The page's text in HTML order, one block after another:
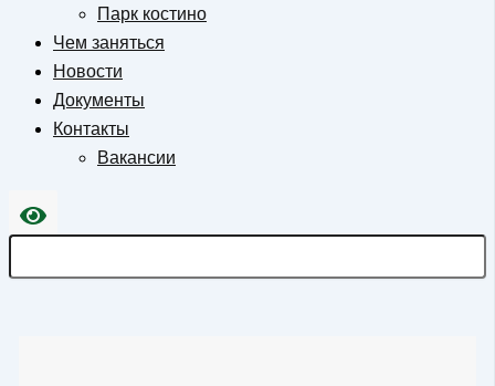
Парк костино
Чем заняться
Новости
Документы
Контакты
Вакансии